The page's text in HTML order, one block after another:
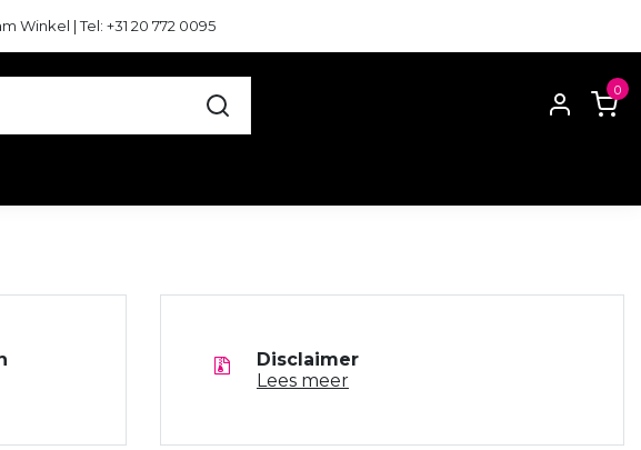
Winkel | Tel: +31 20 772 0095
0
Disclaimer
Lees meer